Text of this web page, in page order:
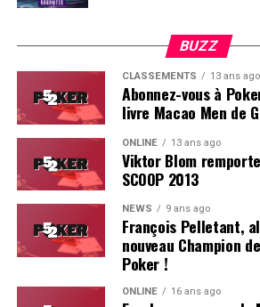
Soleau à gauche, sorti par Logghe au centre
BUZZ
CLASSEMENTS 13 ans ago
Abonnez-vous à
livre Macao Men de
ONLINE 13 ans ago
Viktor Blom
SCOOP 2013
NEWS 9 ans ago
François Pelletant,
nouveau Champion
Poker !
ONLINE 16 ans ago